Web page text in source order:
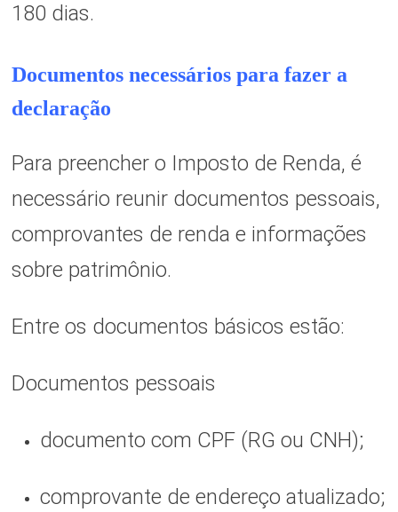
180 dias.
Documentos necessários para fazer a
declaração
Para preencher o Imposto de Renda, é
necessário reunir documentos pessoais,
comprovantes de renda e informações
sobre patrimônio.
Entre os documentos básicos estão:
Documentos pessoais
documento com CPF (RG ou CNH);
comprovante de endereço atualizado;